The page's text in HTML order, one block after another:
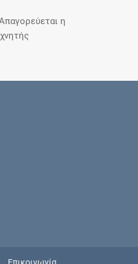
η
Επικοινωνία